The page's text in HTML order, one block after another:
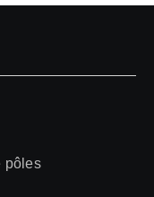
pôles